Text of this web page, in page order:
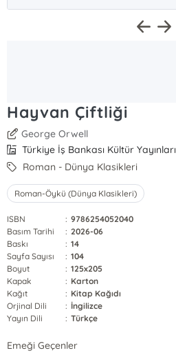
Hayvan Çiftliği
George Orwell
Türkiye İş Bankası Kültür Yayınları
Roman - Dünya Klasikleri
Roman-Öykü (Dünya Klasikleri)
ISBN : 9786254052040
Basım Tarihi
: 2026-06
Baskı
: 14
Sayfa Sayısı
: 104
Boyut
: 125x205
Kapak
: Karton
Kağıt
: Kitap Kağıdı
Orjinal Dili
: İngilizce
Yayın Dili
: Türkçe
Emeği Geçenler